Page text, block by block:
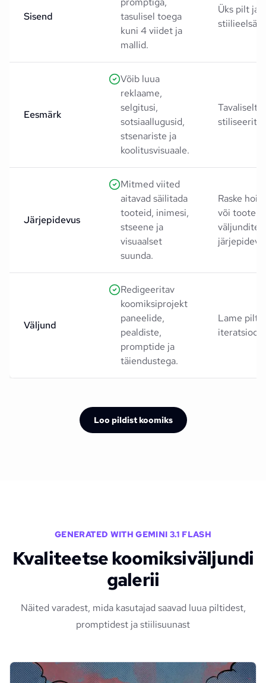
Sisend
tasulisel toega
kuni 4 viidet ja
mallid.
Üks pilt ja
Eesmärk
Võib luua
reklaame,
selgitusi,
sotsiaallugusid,
stsenariste ja
koolitusvisuaale.
Tavaliselt
Järjepidevus
Mitmed viited
aitavad säilitada
tooteid, inimesi,
stseene ja
visuaalset
suunda.
Raske
või toote
väljundite
Väljund
Redigeeritav
koomiksiprojekt
paneelide,
pealdiste,
promptide ja
täiendustega.
Lame pilt
Loo pildist koomiks
GENERATED WITH GEMINI 3.1 FLASH
Kvaliteetse koomiksiväljundi
galerii
Näited varadest, mida kasutajad saavad luua piltidest,
promptidest ja stiilisuunast